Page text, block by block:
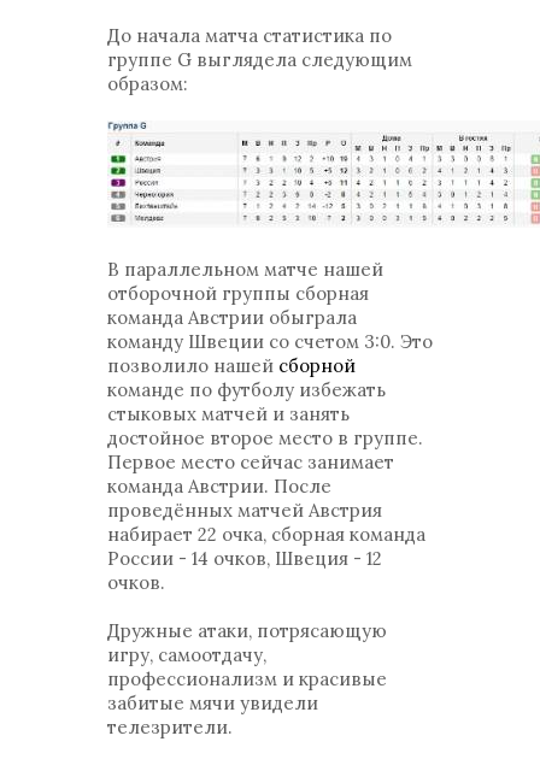
До начала матча статистика по
группе G выглядела следующим
образом:
В параллельном матче нашей
отборочной группы сборная
команда Австрии обыграла
команду Швеции со счетом 3:0. Это
позволило нашей сборной
команде по футболу избежать
стыковых матчей и занять
достойное второе место в группе.
Первое место сейчас занимает
команда Австрии. После
проведённых матчей Австрия
набирает 22 очка, сборная команда
России - 14 очков, Швеция - 12
очков.
Дружные атаки, потрясающую
игру, самоотдачу,
профессионализм и красивые
забитые мячи увидели
телезрители.